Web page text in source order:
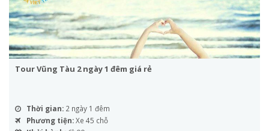
Tour Vũng Tàu 2 ngày 1 đêm giá rẻ
Thời gian: 2 ngày 1 đêm
Phương tiện:Xe 45 chỗ